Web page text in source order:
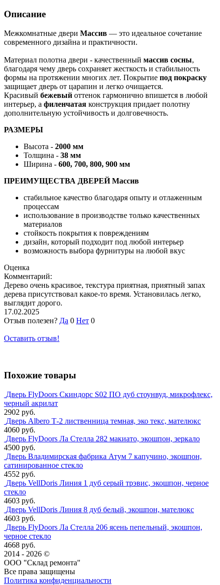
Описание
Межкомнатные двери Массив — это идеальное сочетание
современного дизайна и практичности.
Материал полотна двери - качественный массив сосны,
благодаря чему дверь сохраняет жесткость и стабильность
формы на протяжении многих лет. Покрытие под покраску
защищает дверь от царапин и легко очищается.
Красивый бежевый оттенок гармонично впишется в любой
интерьер, а филенчатая конструкция придает полотну
дополнительную устойчивость и долговечность.
РАЗМЕРЫ
Высота - 2000 мм
Толщина - 38 мм
Ширина - 600, 700, 800, 900 мм
ПРЕИМУЩЕСТВА ДВЕРЕЙ Массив
стабильное качество благодаря опыту и отлаженным
процессам
использование в производстве только качественных
материалов
стойкость покрытия к повреждениям
дизайн, который подходит под любой интерьер
возможность выбора фурнитуры на любой вкус
Оценка
Комментарий:
Дерево очень красивое, текстура приятная, приятный запах
дерева присутствовал какое-то время. Установилась легко,
выглядит дорого.
17.02.2025
Отзыв полезен? Да 0 Нет 0
Оставить отзыв!
Похожие товары
Дверь FlyDoors Скиндорс S02 ПО дуб стоунвуд, микрофлекс,
черный акрилат
2902 руб.
Дверь Albero Т-2 лиственница темная, эко текс, мателюкс
4060 руб.
Дверь FlyDoors Ла Стелла 282 макиато, экошпон, зеркало
4500 руб.
Дверь Владимирская фабрика Атум 7 капучино, экошпон,
сатинированное стекло
4552 руб.
Дверь VellDoris Линия 1 дуб серый трэвис, экошпон, черное
стекло
4603 руб.
Дверь VellDoris Линия 8 дуб белый, экошпон, мателюкс
4603 руб.
Дверь FlyDoors Ла Стелла 206 ясень пепельный, экошпон,
черное стекло
4668 руб.
2014 - 2026 ©
ООО "Склад ремонта"
Все права защищены
Политика конфиденциальности